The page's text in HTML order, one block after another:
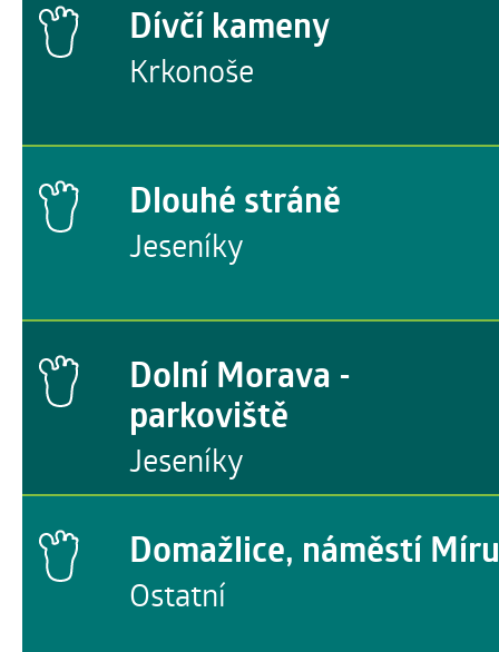
Dívčí kameny
Krkonoše
Dlouhé stráně
Jeseníky
Dolní Morava -
parkoviště
Jeseníky
Domažlice, náměstí Míru
Ostatní